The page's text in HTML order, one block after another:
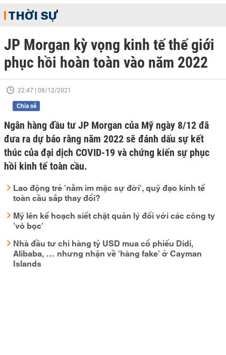
THỜI SỰ
JP Morgan kỳ vọng kinh tế thế giới
phục hồi hoàn toàn vào năm 2022
22:47 | 08/12/2021
Chia sẻ
Ngân hàng đầu tư JP Morgan của Mỹ ngày 8/12 đã
đưa ra dự báo rằng năm 2022 sẽ đánh dấu sự kết
thúc của đại dịch COVID-19 và chứng kiến sự phục
hồi kinh tế toàn cầu.
Lao động trẻ 'nằm im mặc sự đời', quỹ đạo kinh tế
toàn cầu sắp thay đổi?
Mỹ lên kế hoạch siết chặt quản lý đối với các công ty
'vỏ bọc'
Nhà đầu tư chi hàng tỷ USD mua cổ phiếu Didi,
Alibaba, … nhưng nhận về 'hàng fake' ở Cayman
Islands